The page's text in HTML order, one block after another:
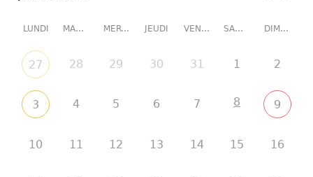
LUNDI MARDI MERCREDI JEUDI VENDREDI SAMEDI DIMANCHE
27 28 29 30 31 1 2
3 4 5 6 7 8 9
10 11 12 13 14 15 16